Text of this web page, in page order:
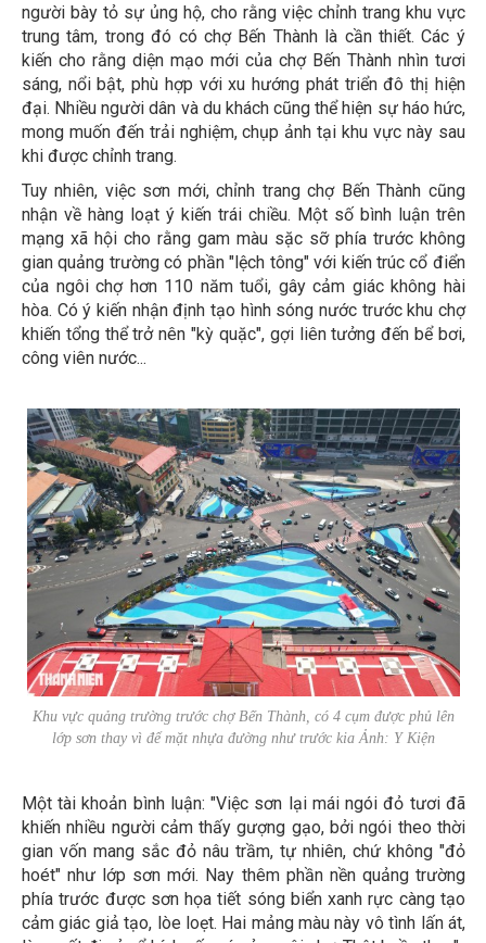
người bày tỏ sự ủng hộ, cho rằng việc chỉnh trang khu vực
trung tâm, trong đó có chợ Bến Thành là cần thiết. Các ý
kiến cho rằng diện mạo mới của chợ Bến Thành nhìn tươi
sáng, nổi bật, phù hợp với xu hướng phát triển đô thị hiện
đại. Nhiều người dân và du khách cũng thể hiện sự háo hức,
mong muốn đến trải nghiệm, chụp ảnh tại khu vực này sau
khi được chỉnh trang.
Tuy nhiên, việc sơn mới, chỉnh trang chợ Bến Thành cũng
nhận về hàng loạt ý kiến trái chiều. Một số bình luận trên
mạng xã hội cho rằng gam màu sặc sỡ phía trước không
gian quảng trường có phần "lệch tông" với kiến trúc cổ điển
của ngôi chợ hơn 110 năm tuổi, gây cảm giác không hài
hòa. Có ý kiến nhận định tạo hình sóng nước trước khu chợ
khiến tổng thể trở nên "kỳ quặc", gợi liên tưởng đến bể bơi,
công viên nước...
Khu vực quảng trường trước chợ Bến Thành, có 4 cụm được phủ lên
lớp sơn thay vì để mặt nhựa đường như trước kia Ảnh: Y Kiện
Một tài khoản bình luận: "Việc sơn lại mái ngói đỏ tươi đã
khiến nhiều người cảm thấy gượng gạo, bởi ngói theo thời
gian vốn mang sắc đỏ nâu trầm, tự nhiên, chứ không "đỏ
hoét" như lớp sơn mới. Nay thêm phần nền quảng trường
phía trước được sơn họa tiết sóng biển xanh rực càng tạo
cảm giác giả tạo, lòe loẹt. Hai mảng màu này vô tình lấn át,